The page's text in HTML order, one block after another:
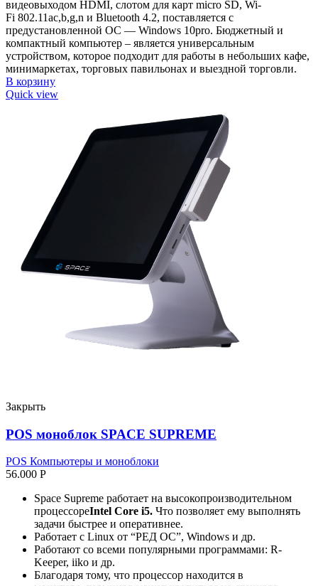
видеовыходом HDMI, слотом для карт micro SD, Wi-
Fi 802.11ac,b,g,n и Bluetooth 4.2, поставляется с
предустановленной ОС — Windows 10pro. Бюджетный и
компактный компьютер – является универсальным
устройством, которое подходит для работы в небольших кафе,
минимаркетах, торговых павильонах и выездной торговли.
В корзину
Quick view
Закрыть
POS моноблок SPACE SUPREME
POS Компьютеры и моноблоки
56.000 Р
Space Supreme работает на высокопроизводительном
процессореIntel Core i5. Что позволяет ему выполнять
задачи быстрее и оперативнее.
Работает с Linux от “РЕД ОС”, Windows и др.
Работают со всеми популярными программами: R-
Keeper, iiko и др.
Благодаря тому, что процессор находится в